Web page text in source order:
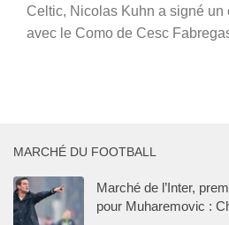
Celtic, Nicolas Kuhn a signé un
avec le Como de Cesc
MARCHÉ DU FOOTBALL
Marché de l’Inter,
pour Muharemovic :